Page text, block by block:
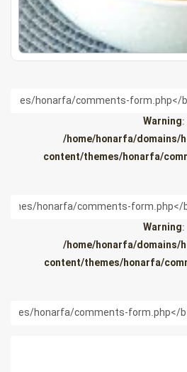
Warning
/home/honarfa/domains/
content/themes/honarfa/
Warning
/home/honarfa/domains/
content/themes/honarfa/